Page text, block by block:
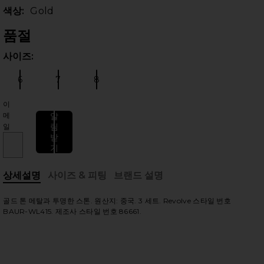
색상: Gold
품절
사이즈:
사이즈:
6 사이즈:
7 8
이
메
일
알
림
받
기
상세설명
사이즈 & 피팅 브랜드 설명
골드 톤 메탈과 투명한 스톤. 원산지: 중국. 3 세트. Revolve 스타일 번호
BAUR-WL415. 제조사 스타일 번호 86661.